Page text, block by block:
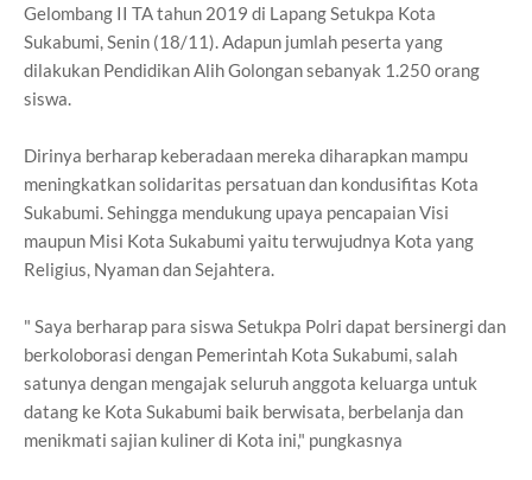
Gelombang II TA tahun 2019 di Lapang Setukpa Kota
Sukabumi, Senin (18/11). Adapun jumlah peserta yang
dilakukan Pendidikan Alih Golongan sebanyak 1.250 orang
siswa.
Dirinya berharap keberadaan mereka diharapkan mampu
meningkatkan solidaritas persatuan dan kondusifitas Kota
Sukabumi. Sehingga mendukung upaya pencapaian Visi
maupun Misi Kota Sukabumi yaitu terwujudnya Kota yang
Religius, Nyaman dan Sejahtera.
" Saya berharap para siswa Setukpa Polri dapat bersinergi dan
berkoloborasi dengan Pemerintah Kota Sukabumi, salah
satunya dengan mengajak seluruh anggota keluarga untuk
datang ke Kota Sukabumi baik berwisata, berbelanja dan
menikmati sajian kuliner di Kota ini," pungkasnya